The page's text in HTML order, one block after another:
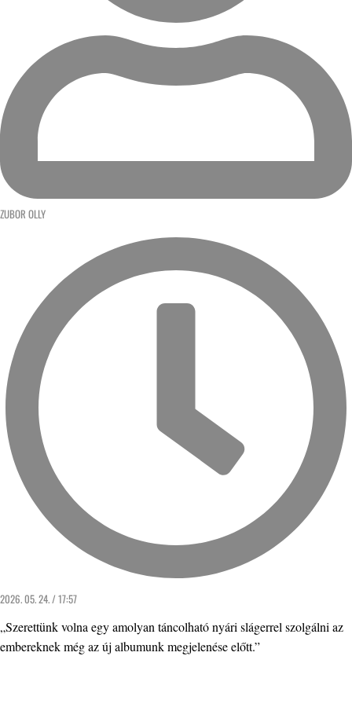
ZUBOR OLLY
2026. 05. 24. / 17:57
„Szerettünk volna egy amolyan táncolható nyári slágerrel szolgálni az
embereknek még az új albumunk megjelenése előtt.”